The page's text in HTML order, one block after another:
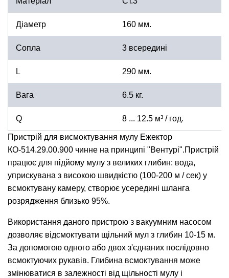
Діаметр 160 мм.
Сопла 3 всередині
L 290 мм.
Вага 6.5 кг.
Q 8 ... 12.5 м³ / год.
Пристрій для висмоктування мулу Ежектор
КО-514.29.00.900 чинне на принципі "Вентурі".Пристрій
працює для підйому мулу з великих глибин: вода,
уприскувана з високою швидкістю (100-200 м / сек) у
всмоктувану камеру, створює усередині шланга
розрядження близько 95%.
Використання даного пристрою з вакуумним насосом
дозволяє відсмоктувати щільний мул з глибин 10-15 м.
За допомогою одного або двох з'єднаних послідовно
всмоктуючих рукавів. Глибина всмоктування може
змінюватися в залежності від щільності мулу і